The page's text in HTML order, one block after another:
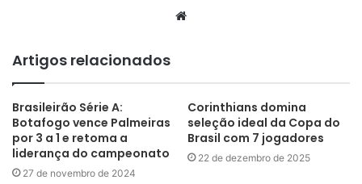
Website
Artigos relacionados
Brasileirão Série A:
Botafogo vence Palmeiras
por 3 a 1 e retoma a
liderança do campeonato
27 de novembro de 2024
Corinthians domina
seleção ideal da Copa do
Brasil com 7 jogadores
22 de dezembro de 2025